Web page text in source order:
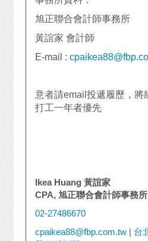
旭正聯合會計師事務所
黃誼家 會計師
E-mail :
意者請email投遞履歷，將
打工一年者優先
Ikea Huang黃誼家
CPA,旭正聯合會計師事務所
02-27486670
cpaikea88@fbp.com.tw | 台